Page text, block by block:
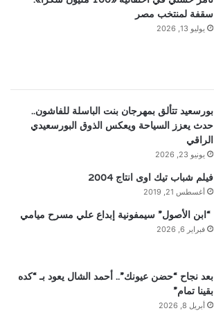
سقفة لمنتخب مصر
يوليو 13, 2026
بورسعيد تتألق بمهرجان بنت الباسلة للفاشون..
حدث يعزز السياحة ويعكس الذوق البورسعيدي
الراقي
يونيو 23, 2026
فيلم شباب تيك اوى انتاج 2004
أغسطس 21, 2019
“ابن الأصول” سيمفونية إبداع علي مسرح ميامي
فبراير 6, 2026
بعد نجاح “حضن عيونك”.. أحمد الشال يعود بـ “كده
بقينا تمام”
أبريل 8, 2026